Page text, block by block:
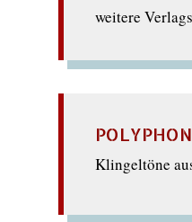
weitere
Klingeltöne